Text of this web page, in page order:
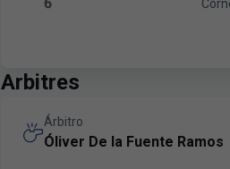
Córners:Málaga CF 6 versus
Arbitres
Árbitro
Óliver De la Fuente Ramos